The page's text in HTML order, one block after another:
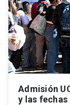
Admisión
y las